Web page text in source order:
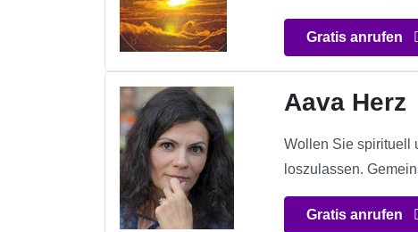
Gratis anrufen
Aava Herz
Wollen Sie spirituell
loszulassen.
Gratis anrufen